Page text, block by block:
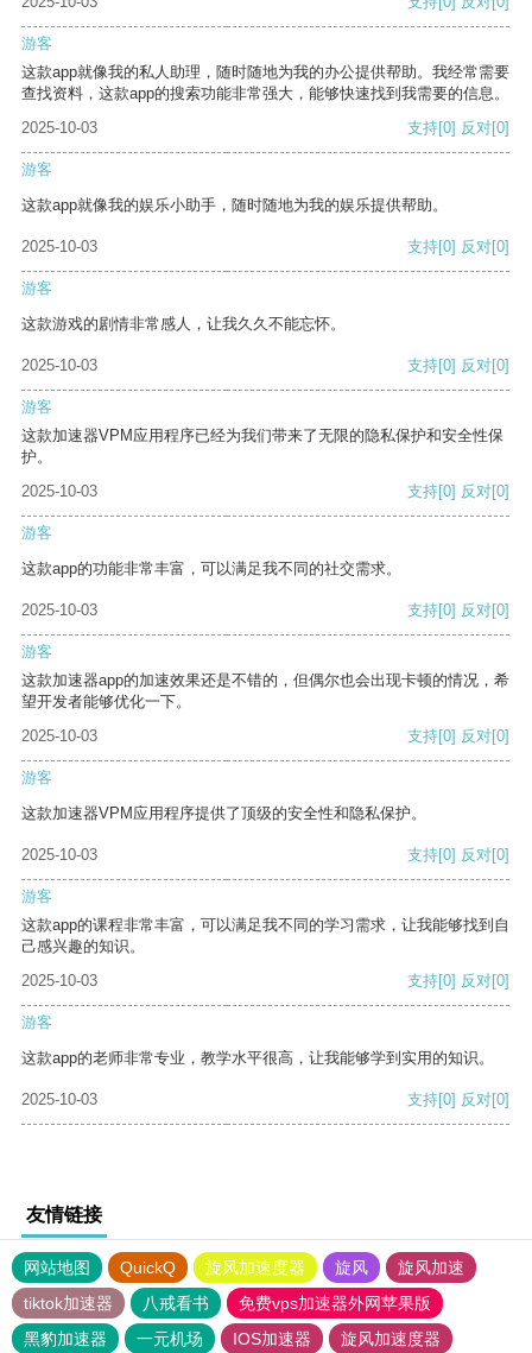
游客
这款app就像我的私人助理，随时随地为我的办公提供帮助。我经常需要
查找资料，这款app的搜索功能非常强大，能够快速找到我需要的信息。
2025-10-03
支持[0] 反对[0]
游客
这款app就像我的娱乐小助手，随时随地为我的娱乐提供帮助。
2025-10-03 支持[0] 反对[0]
游客
这款游戏的剧情非常感人，让我久久不能忘怀。
2025-10-03 支持[0] 反对[0]
游客
这款加速器VPM应用程序已经为我们带来了无限的隐私保护和安全性保
护。
2025-10-03
支持[0] 反对[0]
游客
这款app的功能非常丰富，可以满足我不同的社交需求。
2025-10-03 支持[0] 反对[0]
游客
这款加速器app的加速效果还是不错的，但偶尔也会出现卡顿的情况，希
望开发者能够优化一下。
2025-10-03
支持[0] 反对[0]
游客
这款加速器VPM应用程序提供了顶级的安全性和隐私保护。
2025-10-03 支持[0] 反对[0]
游客
这款app的课程非常丰富，可以满足我不同的学习需求，让我能够找到自
己感兴趣的知识。
2025-10-03
支持[0] 反对[0]
游客
这款app的老师非常专业，教学水平很高，让我能够学到实用的知识。
2025-10-03 支持[0] 反对[0]
友情链接
网站地图 QuickQ 旋风加速度器 旋风
旋风加速
tiktok加速器
八戒看书
免费vps加速器外网苹果版
黑豹加速器
一元机场 IOS加速器 旋风加速度器